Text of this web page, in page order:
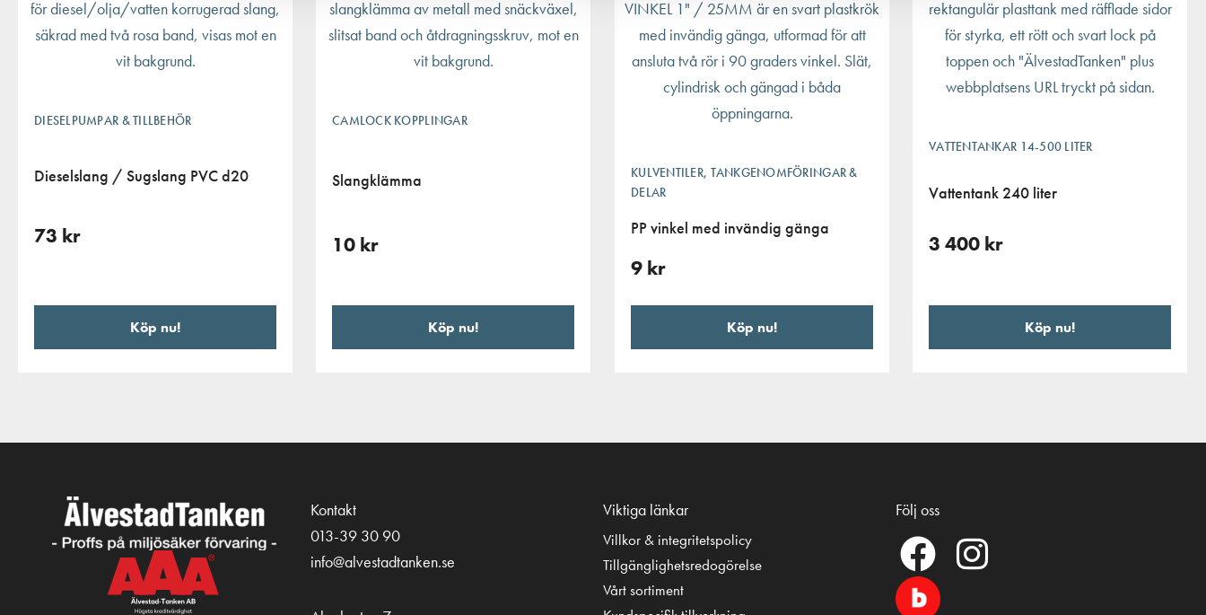
DIESELPUMPAR & TILLBEHÖR
Dieselslang / Sugslang PVC d20
73 kr
Köp nu!
CAMLOCK KOPPLINGAR
Slangklämma
10 kr
Köp nu!
KULVENTILER, TANKGENOMFÖRINGAR &
DELAR
PP vinkel med invändig gänga
9 kr
Köp nu!
VATTENTANKAR 14-500 LITER
Vattentank 240 liter
3 400 kr
Köp nu!
Kontakt
013-39 30 90
info@alvestadtanken.se
Viktiga länkar
Villkor & integritetspolicy
Tillgänglighetsredogörelse
Vårt sortiment
Följ oss